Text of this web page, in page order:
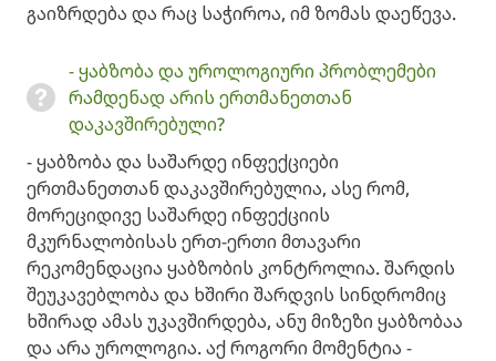
გაიზრდება და რაც საჭიროა, იმ ზომას დაეწევა. ​
- ყაბზობა და უროლოგიური პრობლემები
რამდენად არის ერთმანეთთან
დაკავშირებული?
​- ყაბზობა და საშარდე ინფექციები
ერთმანეთთან დაკავშირებულია, ასე რომ,
მორეციდივე საშარდე ინფექციის
მკურნალობისას ერთ-ერთი მთავარი
რეკომენდაცია ყაბზობის კონტროლია. შარდის
შეუკავებლობა და ხშირი შარდვის სინდრომიც
ხშირად ამას უკავშირდება, ანუ მიზეზი ყაბზობაა
და არა უროლოგია. აქ როგორი მომენტია -